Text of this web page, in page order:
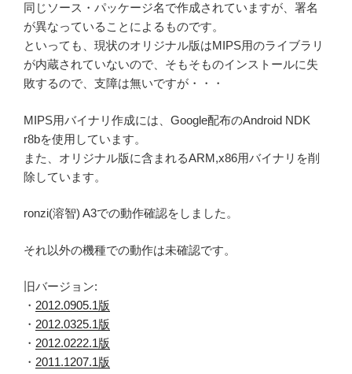
同じソース・パッケージ名で作成されていますが、署名
が異なっていることによるものです。
といっても、現状のオリジナル版はMIPS用のライブラリ
が内蔵されていないので、そもそものインストールに失
敗するので、支障は無いですが・・・
MIPS用バイナリ作成には、Google配布のAndroid NDK
r8bを使用しています。
また、オリジナル版に含まれるARM,x86用バイナリを削
除しています。
ronzi(溶智) A3での動作確認をしました。
それ以外の機種での動作は未確認です。
旧バージョン:
・ 2012.0905.1版
・ 2012.0325.1版
・ 2012.0222.1版
・ 2011.1207.1版